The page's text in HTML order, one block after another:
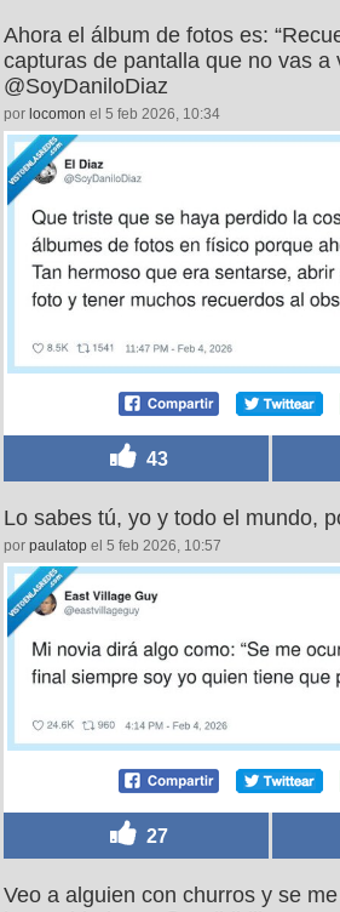
Ahora el álbum de fotos es:
capturas de pantalla que no vas a
@SoyDaniloDiaz
por locomon el 5 feb 2026, 10:34
43
Lo sabes tú, yo y todo el mundo,
por paulatop el 5 feb 2026, 10:57
27
Veo a alguien con churros y se